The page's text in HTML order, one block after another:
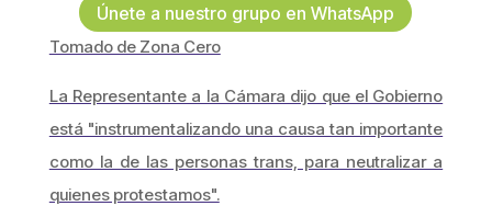
Únete a nuestro grupo en WhatsApp
Tomado de Zona Cero
La Representante a la Cámara dijo que el Gobierno
está "instrumentalizando una causa tan importante
como la de las personas trans, para neutralizar a
quienes protestamos".